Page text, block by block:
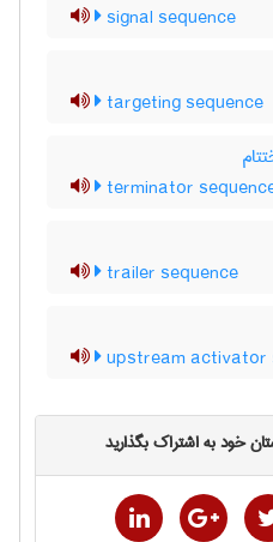
signal sequence
targeting sequence
terminator
trailer sequence
upstream activator
خود به اشتراک بگذارید